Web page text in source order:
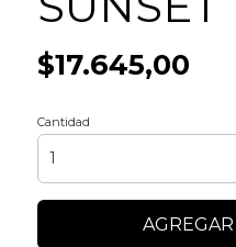
$17.645,00
Cantidad